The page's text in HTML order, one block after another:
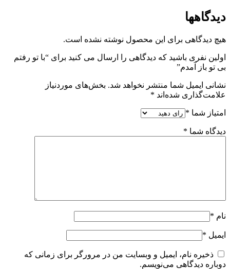
دیدگاهها
هیچ دیدگاهی برای این محصول نوشته نشده است.
اولین نفری باشید که دیدگاهی را ارسال می کنید برای “با تو رفتم
بی ­تو باز آمدم”
نشانی ایمیل شما منتشر نخواهد شد. بخش‌های موردنیاز
علامت‌گذاری شده‌اند *
امتیاز شما *
دیدگاه شما *
نام *
ایمیل *
ذخیره نام، ایمیل و وبسایت من در مرورگر برای زمانی که
دوباره دیدگاهی می‌نویسم.